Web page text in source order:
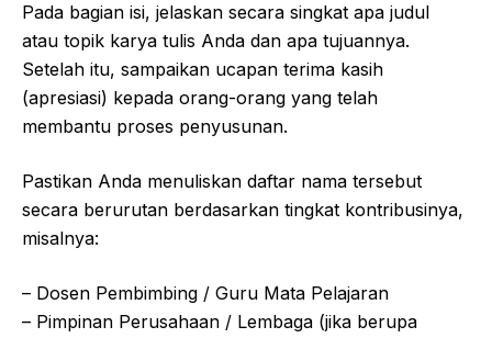
Pada bagian isi, jelaskan secara singkat apa judul
atau topik karya tulis Anda dan apa tujuannya.
Setelah itu, sampaikan ucapan terima kasih
(apresiasi) kepada orang-orang yang telah
membantu proses penyusunan.
Pastikan Anda menuliskan daftar nama tersebut
secara berurutan berdasarkan tingkat kontribusinya,
misalnya:
– Dosen Pembimbing / Guru Mata Pelajaran
– Pimpinan Perusahaan / Lembaga (jika berupa